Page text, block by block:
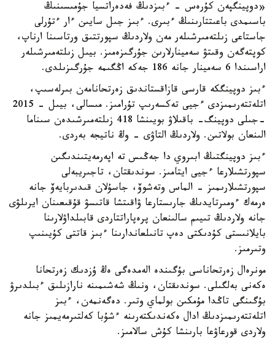
«دوپينگپەن كۇرەس - ءبىزدىڭ فەدەراتسيا جۇمىسىنىڭ
باسىمدى باعىتتارىنىڭ ءبىرى. ءبىز جىل سايىن ءار ءتۇرلى
جاستاعى زىلتەمىرشىلەر مەن ولاردىڭ سپورتتىق ورتاسىنا ارناپ،
كوپتەگەن وقىتۋ سەمينارلارىن جۇرگىزەمىز. بيىل زىلتەمىرشىلەر
اراسىندا 6 سەمينار جانە 186 جەكە اڭگىمە جۇرگىزىلدى.
ءبىز دوپينگكە قارسى قازاقستاندىق زەرتحانامەن بىرلەسىپ،
اتلەتتەرىمىزدى ءجيى تەكسەرىپ تۇرامىز. مىسالى، بيىل - 2015
-جىلى دوپينگ- باقىلاۋ بويىنشا 418 زىلتەمىرشىدەن سىناما
الىنعان بولاتىن. ولاردىڭ التاۋى - وڭ ناتيجە بەردى.
ءبىز دوپينگتىڭ ابىروي دا جەڭىس تە اپەرمەيتىندىگىن
سپورتشىلارعا ءجيى ايتامىز. سوندىقتان، تاجىريبەلى
سپورتشىلارىمىز - الماس وتەشوۆ، جاسۇلان قىدىربايەۆ جانە
ەرمەك ءومىرتايدىڭ جارىستارعا ۋاقىتشا قاتىسۋ قۇقىعىنان ايرىلۋى
جانە ولاردىڭ تىيىم سالىنعان پرەپاراتتاردى قابىلداۋلارىنا
بايلانىستى كۇدىكتى دەپ تانىلعاندارىنا ءبىز قاتتى كۇيىنىپ
وتىرمىز.
مونرەال زەرتحاناسى بۇگىندە الەمدەگى ەڭ ۇزدىك زەرتحانا
ەكەنى بەلگىلى. سوندىقتان، ونىڭ شەشىمىنە نارازىلىق ءبىلدىرۋ
بۇگىنگى تاڭدا مۇمكىن بولماي وتىر. دەگەنمەن، ءبىز
اتلەتتەرىمىزدىڭ ادال ەكەندىكتەرىنە ءشۇبا كەلتىرمەيمىز جانە
ولاردى قورعاۋعا بارىنشا كۇش سالامىز.